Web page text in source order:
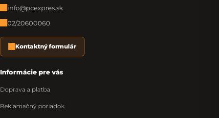
info@pcexpres.sk
02/20600060
Kontaktný formulár
Informácie pre vás
Doprava a platba
Reklamačný poriadok